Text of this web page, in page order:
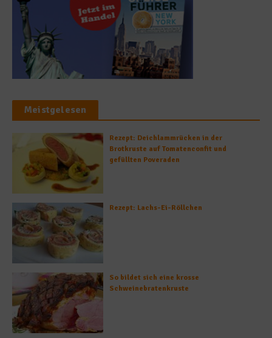
Meistgelesen
Rezept: Deichlammrücken in der
Brotkruste auf Tomatenconfit und
gefüllten Poveraden
Rezept: Lachs-Ei-Röllchen
So bildet sich eine krosse
Schweinebratenkruste